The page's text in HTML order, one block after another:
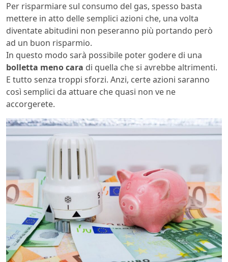
Per risparmiare sul consumo del gas, spesso basta
mettere in atto delle semplici azioni che, una volta
diventate abitudini non peseranno più portando però
ad un buon risparmio.
In questo modo sarà possibile poter godere di una
bolletta meno cara di quella che si avrebbe altrimenti.
E tutto senza troppi sforzi. Anzi, certe azioni saranno
così semplici da attuare che quasi non ve ne
accorgerete.